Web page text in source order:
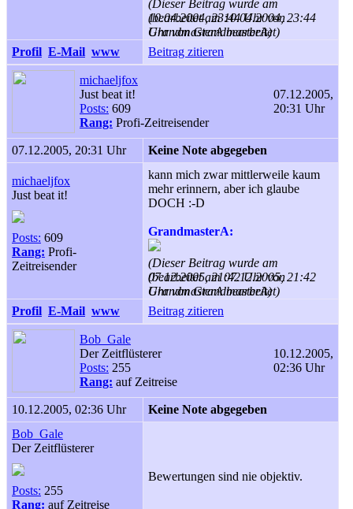
(Dieser Beitrag wurde am
10.04.2004, 23:44 Uhr von
GrandmasterA bearbeitet)
(bearbeitet am 10.04.2004, 23:44
Uhr von GrandmasterA)
Profil E-Mail www Beitrag zitieren
michaeljfox
Just beat it!
Posts: 609
Rang: Profi-Zeitreisender
07.12.2005,
20:31 Uhr
07.12.2005, 20:31 Uhr Keine Note abgegeben
michaeljfox
Just beat it!
Posts: 609
Rang: Profi-
Zeitreisender
kann mich zwar mittlerweile kaum
mehr erinnern, aber ich glaube
DOCH :-D
GrandmasterA:
(Dieser Beitrag wurde am
07.12.2005, 21:42 Uhr von
GrandmasterA bearbeitet)
(bearbeitet am 07.12.2005, 21:42
Uhr von GrandmasterA)
Profil E-Mail www Beitrag zitieren
Bob_Gale
Der Zeitflüsterer
Posts: 255
Rang: auf Zeitreise
10.12.2005,
02:36 Uhr
10.12.2005, 02:36 Uhr
Keine Note abgegeben
Bob_Gale
Der Zeitflüsterer
Posts: 255
Rang: auf Zeitreise
Bewertungen sind nie objektiv.